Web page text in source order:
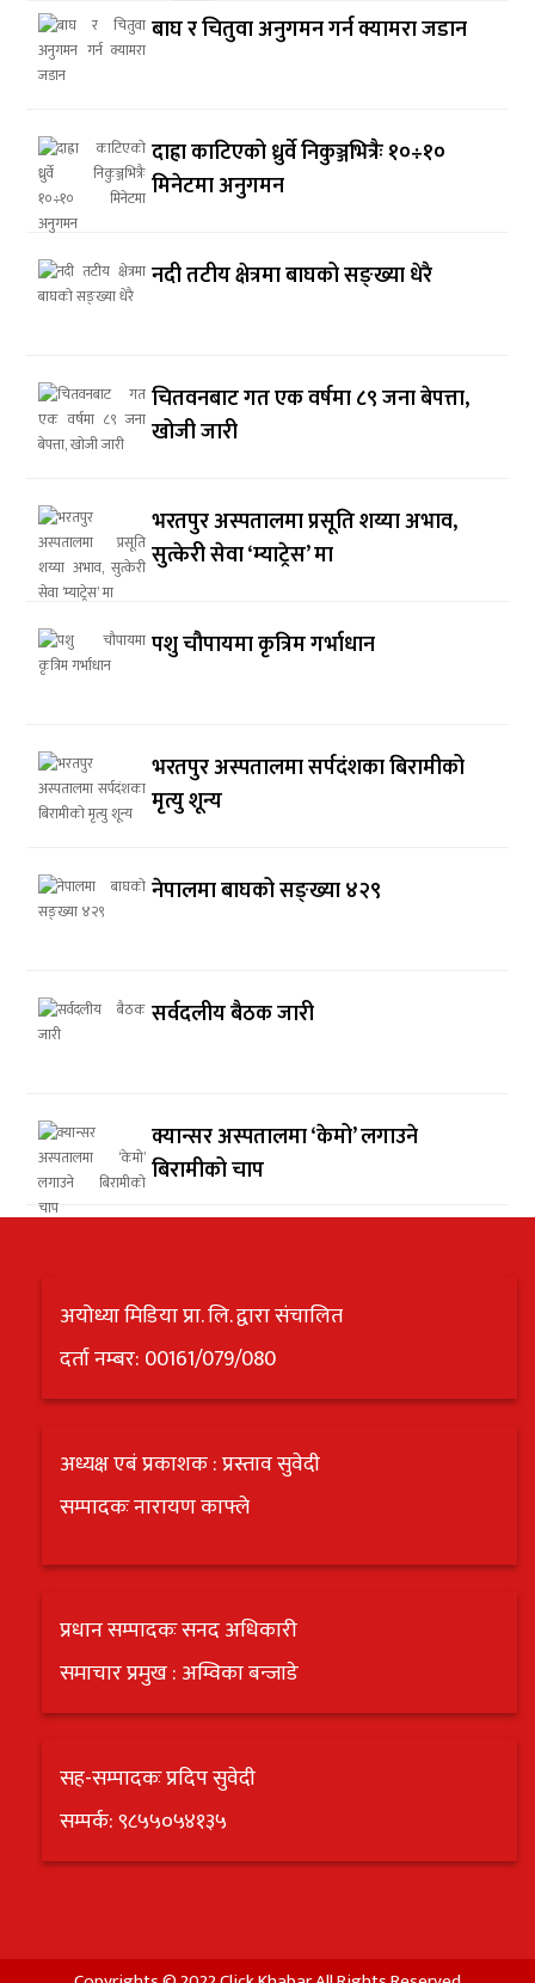
बाघ र चितुवा अनुगमन गर्न क्यामरा जडान
दाह्रा काटिएको ध्रुर्वे निकुञ्जभित्रैः १०÷१०
मिनेटमा अनुगमन
नदी तटीय क्षेत्रमा बाघको सङ्ख्या धेरै
चितवनबाट गत एक वर्षमा ८९ जना बेपत्ता,
खोजी जारी
भरतपुर अस्पतालमा प्रसूति शय्या अभाव,
सुत्केरी सेवा ‘म्याट्रेस’ मा
पशु चौपायमा कृत्रिम गर्भाधान
भरतपुर अस्पतालमा सर्पदंशका बिरामीको
मृत्यु शून्य
नेपालमा बाघको सङ्ख्या ४२९
सर्वदलीय बैठक जारी
क्यान्सर अस्पतालमा ‘केमो’ लगाउने
बिरामीको चाप
अयोध्या मिडिया प्रा. लि. द्वारा संचालित
दर्ता नम्बर: 00161/079/080
अध्यक्ष एबं प्रकाशक : प्रस्ताव सुवेदी
सम्पादकः नारायण काफ्ले
प्रधान सम्पादकः सनद अधिकारी
समाचार प्रमुख : अम्विका बन्जाडे
सह-सम्पादकः प्रदिप सुवेदी
सम्पर्क: ९८५५०५४१३५